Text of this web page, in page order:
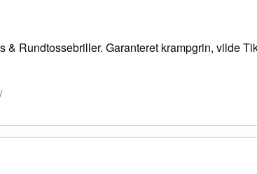
Rundtossebriller. Garanteret krampgrin, vilde